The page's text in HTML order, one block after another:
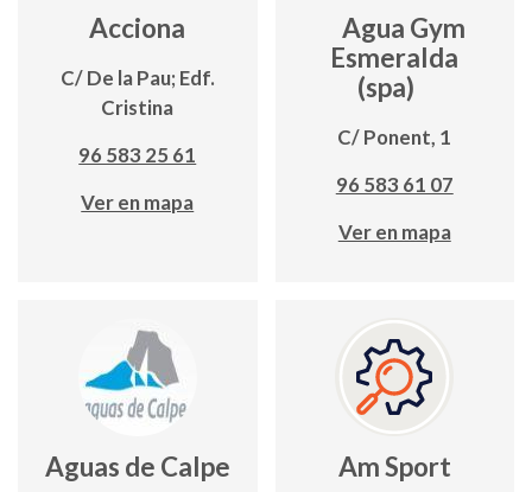
Acciona
C/ De la Pau; Edf.
Cristina
96 583 25 61
Ver en mapa
Agua Gym
Esmeralda
(spa)
C/ Ponent, 1
96 583 61 07
Ver en mapa
Aguas de Calpe Am Sport